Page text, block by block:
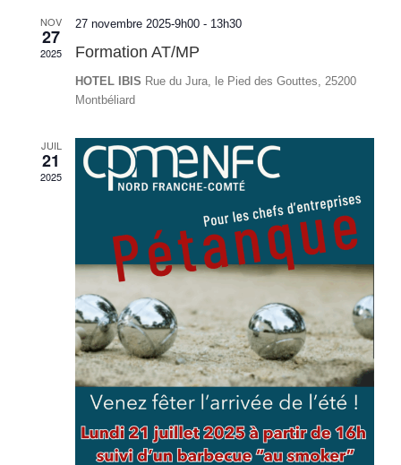
NOV
27
2025
27 novembre 2025-9h00 - 13h30
Formation AT/MP
HOTEL IBIS Rue du Jura, le Pied des Gouttes, 25200
Montbéliard
JUIL
21
2025